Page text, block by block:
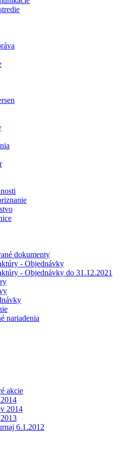
dokumenty
- Objednávky
- Objednávky do 31.12.2021
nariadenia
akcie
2014
6.1.2012